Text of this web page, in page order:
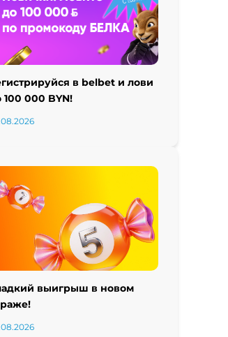
в belbet и лови
100 000 BYN!
выигрыш в новом